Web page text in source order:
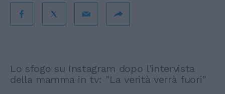
Lo sfogo su Instagram dopo l'intervista
della mamma in tv: "La verità verrà fuori"